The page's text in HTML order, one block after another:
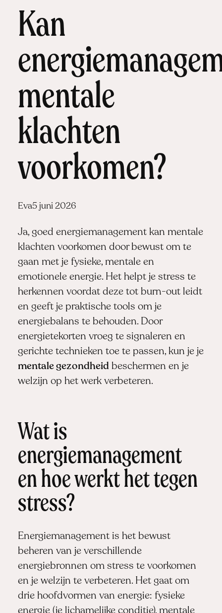
Kan
mentale
klachten
voorkomen?
Posted
Eva5 juni 2026
Ja, goed energiemanagement kan mentale
klachten voorkomen door bewust om te
gaan met je fysieke, mentale en
emotionele energie. Het helpt je stress te
herkennen voordat deze tot burn-out leidt
en geeft je praktische tools om je
energiebalans te behouden. Door
energietekorten vroeg te signaleren en
gerichte technieken toe te passen, kun je je
mentale gezondheid beschermen en je
welzijn op het werk verbeteren.
Wat is
energiemanagement
en hoe werkt het tegen
stress?
Energiemanagement is het bewust
beheren van je verschillende
energiebronnen om stress te voorkomen
en je welzijn te verbeteren. Het gaat om
drie hoofdvormen van energie: fysieke
energie (je lichamelijke conditie), mentale